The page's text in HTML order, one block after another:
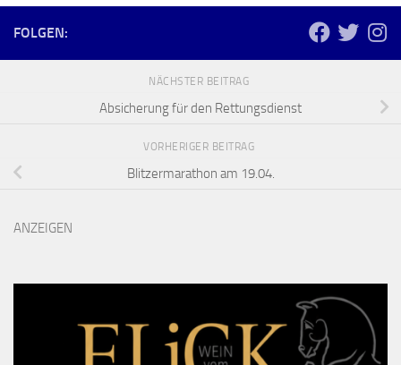
FOLGEN:
NÄCHSTER BEITRAG
Absicherung für den Rettungsdienst
VORHERIGER BEITRAG
Blitzermarathon am 19.04.
ANZEIGEN